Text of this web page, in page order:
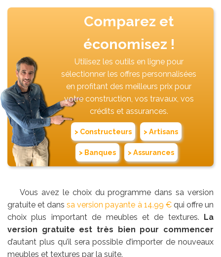
Comparez et
économisez !
Utilisez les outils en ligne pour
sélectionner les offres personnalisées
en profitant des meilleurs prix pour
votre construction, vos travaux, vos
crédits et assurances.
> Constructeurs > Artisans
> Banques > Assurances
Vous avez le choix du programme dans sa version
gratuite et danssa version payante à 14.99 €qui offre un
choix plus important de meubles et de textures. La
version gratuite est très bien pour commencer
d’autant plus qu’il sera possible d’importer de nouveaux
meubles et textures par la suite.